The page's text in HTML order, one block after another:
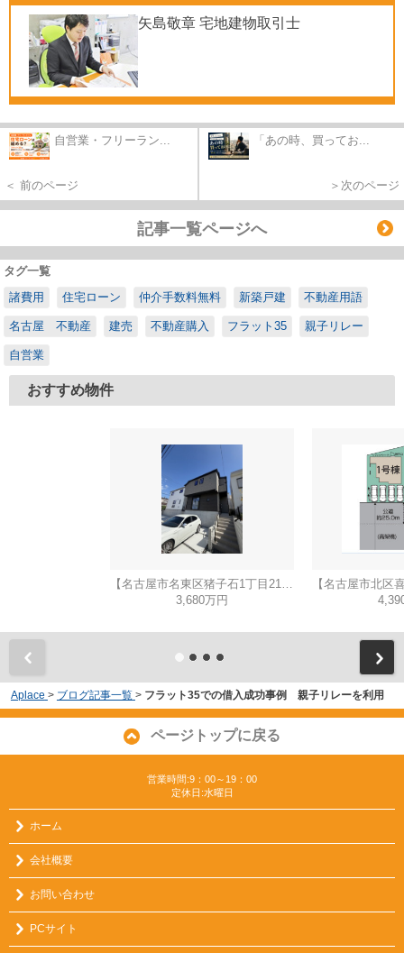
矢島敬章 宅地建物取引士
自営業・フリーラン...
＜ 前のページ
「あの時、買ってお...
＞次のページ
記事一覧ページへ
タグ一覧
諸費用
住宅ローン 仲介手数料無料 新築戸建 不動産用語
名古屋 不動産 建売 不動産購入 フラット35 親子リレー
自営業
おすすめ物件
【名古屋市名東区猪子石1丁目2104新築戸建2号棟】✨️仲介手数料無料✨️猪子石小学校・猪高中学校
3,680万円
Aplace > ブログ記事一覧 > フラット35での借入成功事例 親子リレーを利用
ページトップに戻る
営業時間:9：00～19：00
定休日:水曜日
ホーム
会社概要
お問い合わせ
PCサイト